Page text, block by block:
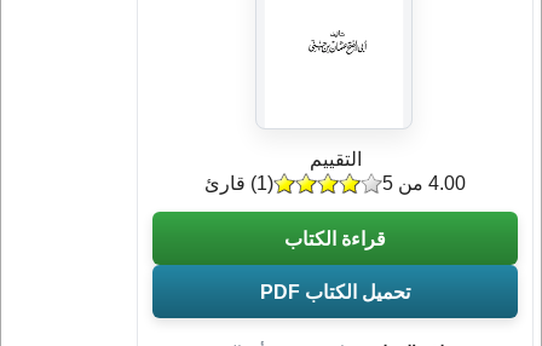
التقييم
(
1) قارئ 4.00 من 5
قراءة الكتاب
تحميل الكتاب PDF